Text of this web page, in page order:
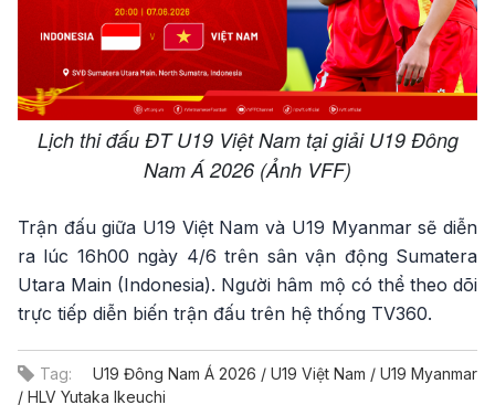
Lịch thi đấu ĐT U19 Việt Nam tại giải U19 Đông
Nam Á 2026 (Ảnh VFF)
Trận đấu giữa U19 Việt Nam và U19 Myanmar sẽ diễn
ra lúc 16h00 ngày 4/6 trên sân vận động Sumatera
Utara Main (Indonesia). Người hâm mộ có thể theo dõi
trực tiếp diễn biến trận đấu trên hệ thống TV360.
Tag:
U19 Đông Nam Á 2026 / U19 Việt Nam / U19 Myanmar
/ HLV Yutaka Ikeuchi